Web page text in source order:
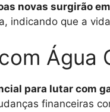
novas surgirão
indicando que a
Água
para lutar com
financeiras